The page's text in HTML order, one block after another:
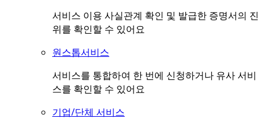
서비스 이용 사실관계 확인 및 발급한 증명서의 진
위를 확인할 수 있어요
원스톱서비스
서비스를 통합하여 한 번에 신청하거나 유사 서비
스를 확인할 수 있어요
기업/단체 서비스